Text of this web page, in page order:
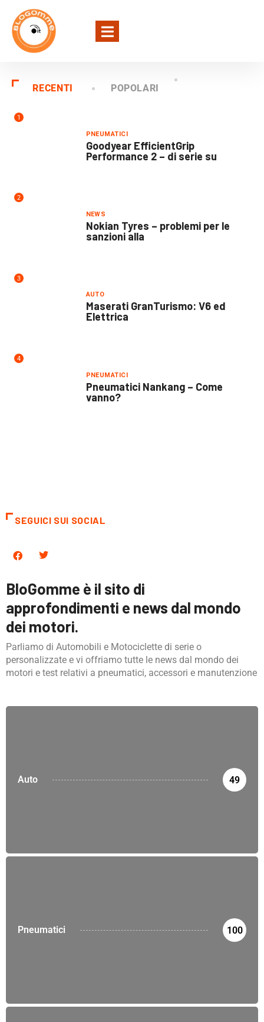
RECENTI POPOLARI
1
PNEUMATICI
Goodyear EfficientGrip
Performance 2 – di serie su
2
NEWS
Nokian Tyres – problemi per le
sanzioni alla
3
AUTO
Maserati GranTurismo: V6 ed
Elettrica
4
PNEUMATICI
Pneumatici Nankang – Come
vanno?
SEGUICI SUI SOCIAL
BloGomme è il sito di
approfondimenti e news dal mondo
dei motori.
Parliamo di Automobili e Motociclette di serie o
personalizzate e vi offriamo tutte le news dal mondo dei
motori e test relativi a pneumatici, accessori e manutenzione
Auto 49
Pneumatici 100